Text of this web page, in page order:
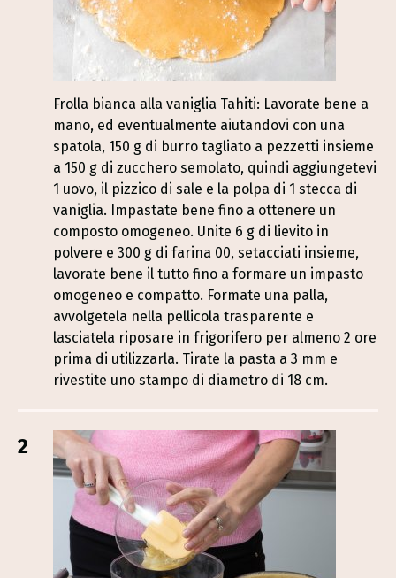
Frolla bianca alla vaniglia Tahiti: Lavorate bene a
mano, ed eventualmente aiutandovi con una
spatola, 150 g di burro tagliato a pezzetti insieme
a 150 g di zucchero semolato, quindi aggiungetevi
1 uovo, il pizzico di sale e la polpa di 1 stecca di
vaniglia. Impastate bene fino a ottenere un
composto omogeneo. Unite 6 g di lievito in
polvere e 300 g di farina 00, setacciati insieme,
lavorate bene il tutto fino a formare un impasto
omogeneo e compatto. Formate una palla,
avvolgetela nella pellicola trasparente e
lasciatela riposare in frigorifero per almeno 2 ore
prima di utilizzarla. Tirate la pasta a 3 mm e
rivestite uno stampo di diametro di 18 cm.
2